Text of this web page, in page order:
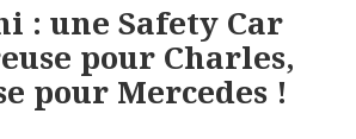
: une Safety Car
pour Charles,
pour Mercedes !